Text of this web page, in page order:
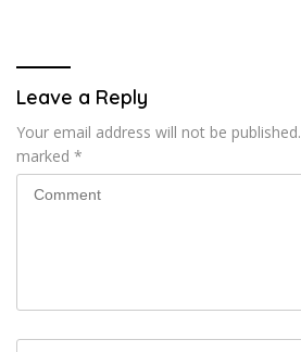
Leave a Reply
Your email address will not be published.
marked *